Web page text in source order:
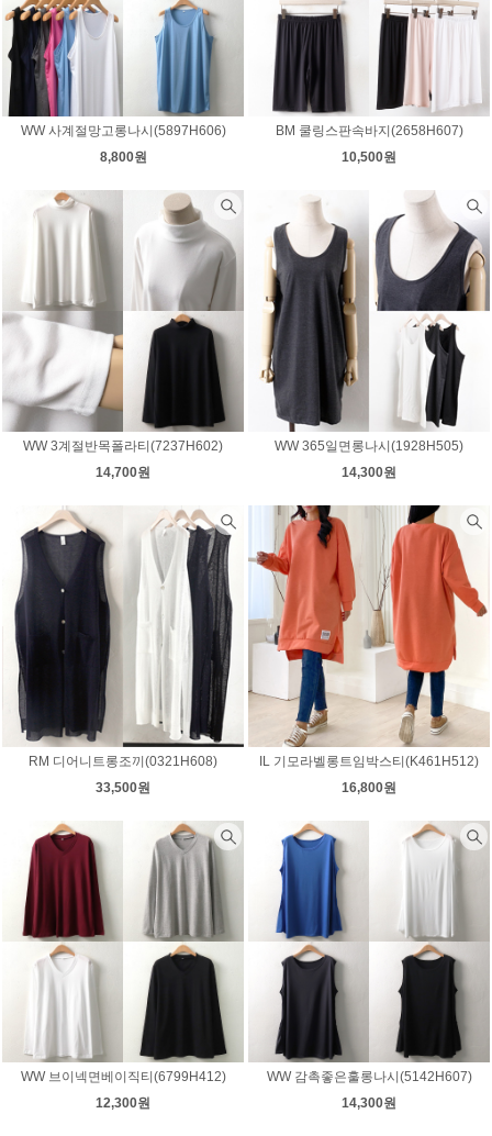
WW 사계절망고롱나시(5897H606)
8,800원
BM 쿨링스판속바지(2658H607)
10,500원
WW 3계절반목폴라티(7237H602)
14,700원
WW 365일면롱나시(1928H505)
14,300원
RM 디어니트롱조끼(0321H608)
33,500원
IL 기모라벨롱트임박스티(K461H512)
16,800원
WW 브이넥면베이직티(6799H412)
12,300원
WW 감촉좋은훌롱나시(5142H607)
14,300원